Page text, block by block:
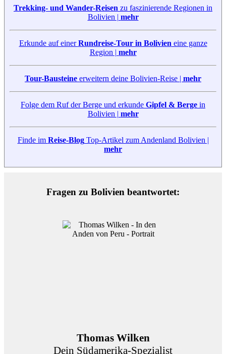
Trekking- und Wander-Reisen zu faszinierende Regionen in
Bolivien | mehr
Erkunde auf einerRundreise-Tour in Bolivien eine ganze
Region | mehr
Tour-Bausteine erweitern deine Bolivien-Reise | mehr
Folge dem Ruf der Berge und erkunde Gipfel & Berge in
Bolivien | mehr
Finde im Reise-BlogTop-Artikel zum Andenland Bolivien |
mehr
Fragen zu Bolivien beantwortet:
Thomas Wilken
Dein Südamerika-Spezialist